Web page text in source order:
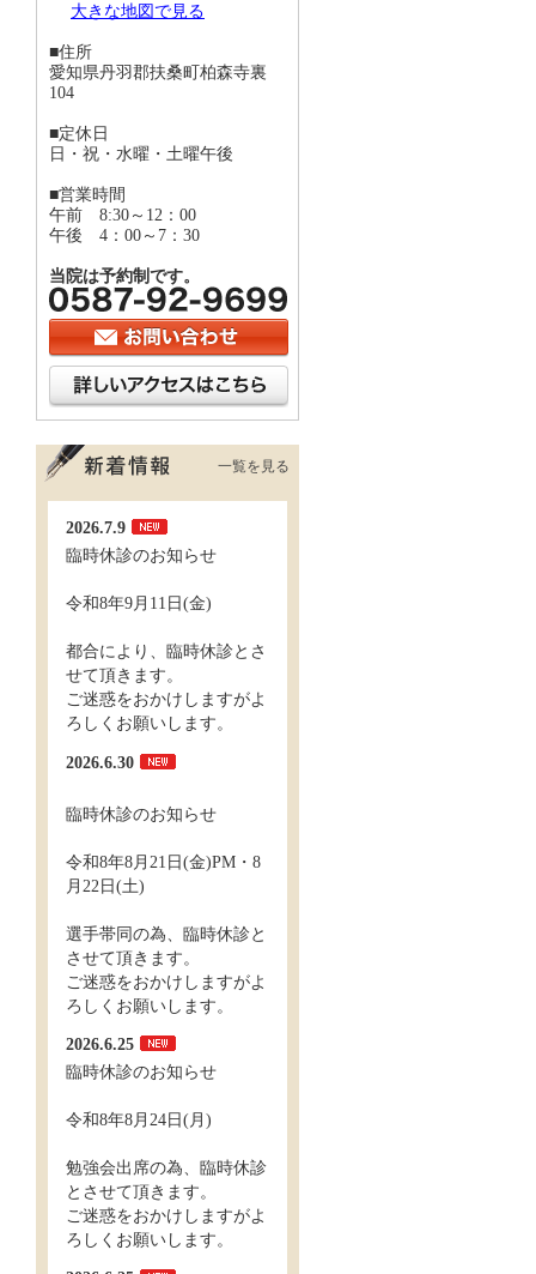
大きな地図で見る
■住所
愛知県丹羽郡扶桑町柏森寺裏
104
■定休日
日・祝・水曜・土曜午後
■営業時間
午前 8:30～12：00
午後 4：00～7：30
当院は予約制です。
一覧を見る
2026.7.9
臨時休診のお知らせ
令和8年9月11日(金)
都合により、臨時休診とさ
せて頂きます。
ご迷惑をおかけしますがよ
ろしくお願いします。
2026.6.30
臨時休診のお知らせ
令和8年8月21日(金)PM・8
月22日(土)
選手帯同の為、臨時休診と
させて頂きます。
ご迷惑をおかけしますがよ
ろしくお願いします。
2026.6.25
臨時休診のお知らせ
令和8年8月24日(月)
勉強会出席の為、臨時休診
とさせて頂きます。
ご迷惑をおかけしますがよ
ろしくお願いします。